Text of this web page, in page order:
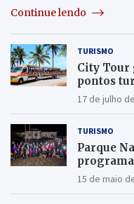
Continue lendo
TURISMO
City Tour
pontos
17 de julho
TURISMO
Parque
15 de maio